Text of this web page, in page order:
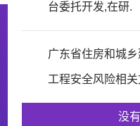
台委托开发,在研.
广东省住房和城
工程安全风险相
没